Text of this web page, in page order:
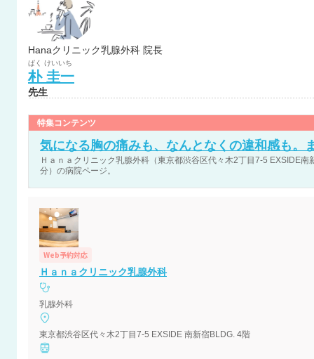
Hanaクリニック乳腺外科 院長
ぱく けいいち
朴 圭一
先生
特集コンテンツ
気になる胸の痛みも、なんとなくの違和感も。
Ｈａｎａクリニック乳腺外科（東京都渋谷区代々木2丁目7-5 EXSIDE
分）の病院ページ。
Web予約対応
Ｈａｎａクリニック乳腺外科
乳腺外科
東京都渋谷区代々木2丁目7-5 EXSIDE 南新宿BLDG. 4階